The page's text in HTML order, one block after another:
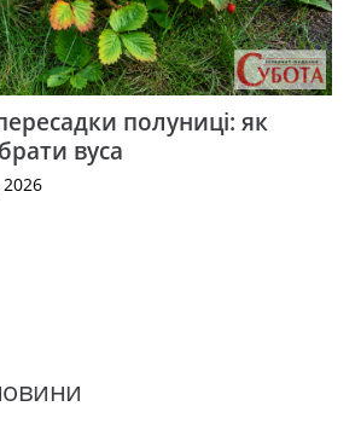
полуниці: як
вуса